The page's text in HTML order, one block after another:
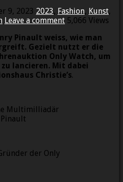
9, 2023 2023, Fashion, Kunst,
Leave a comment 5,066 Views
Pinault weiss, wie man
Gezielt nutzt er die
Only Watch, um
lancieren. Mit dabei
Christie’s.
Multimilliadär
der Only